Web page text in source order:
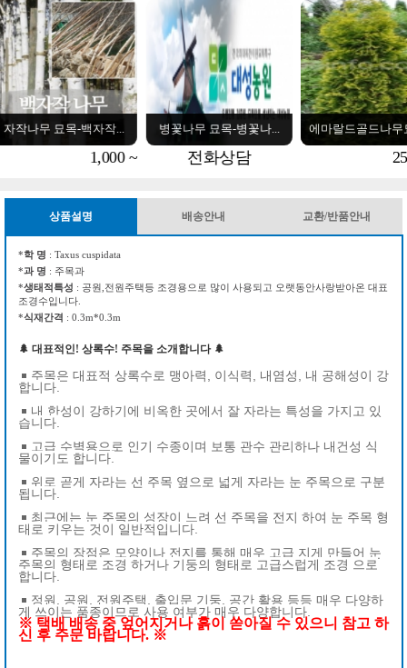
병꽃나무 묘목-병꽃나...
전화상담
에마랄드골드나무묘목-...
25,000 ~
사철나무묘목-사
상품설명 배송안내 교환/반품안내
*학 명 : Taxus cuspidata
*과 명 : 주목과
*생태적특성 : 공원,전원주택등 조경용으로 많이 사용되고 오랫동안사랑받아온 대표
조경수입니다.
*식재간격 : 0.3m*0.3m
🌲 대표적인! 상록수! 주목을 소개합니다 🌲
￭ 주목은 대표적 상록수로 맹아력, 이식력, 내염성, 내 공해성이 강
합니다.
￭ 내 한성이 강하기에 비옥한 곳에서 잘 자라는 특성을 가지고 있
습니다.
￭ 고급 수벽용으로 인기 수종이며 보통 관수 관리하나 내건성 식
물이기도 합니다.
￭ 위로 곧게 자라는 선 주목 옆으로 넓게 자라는 눈 주목으로 구분
됩니다.
￭ 최근에는 눈 주목의 성장이 느려 선 주목을 전지 하여 눈 주목 형
태로 키우는 것이 일반적입니다.
￭ 주목의 장점은 모양이나 전지를 통해 매우 고급 지게 만들어 눈
주목의 형태로 조경 하거나 기둥의 형태로 고급스럽게 조경 으로
합니다.
￭ 정원, 공원, 전원주택, 출입문 기둥, 공간 활용 등등 매우 다양하
게 쓰이는 품종이므로 사용 여부가 매우 다양합니다.
※ 택배 배송 중 엎어지거나 흙이 쏟아질 수 있으니 참고 하
신 후 주문 바랍니다. ※